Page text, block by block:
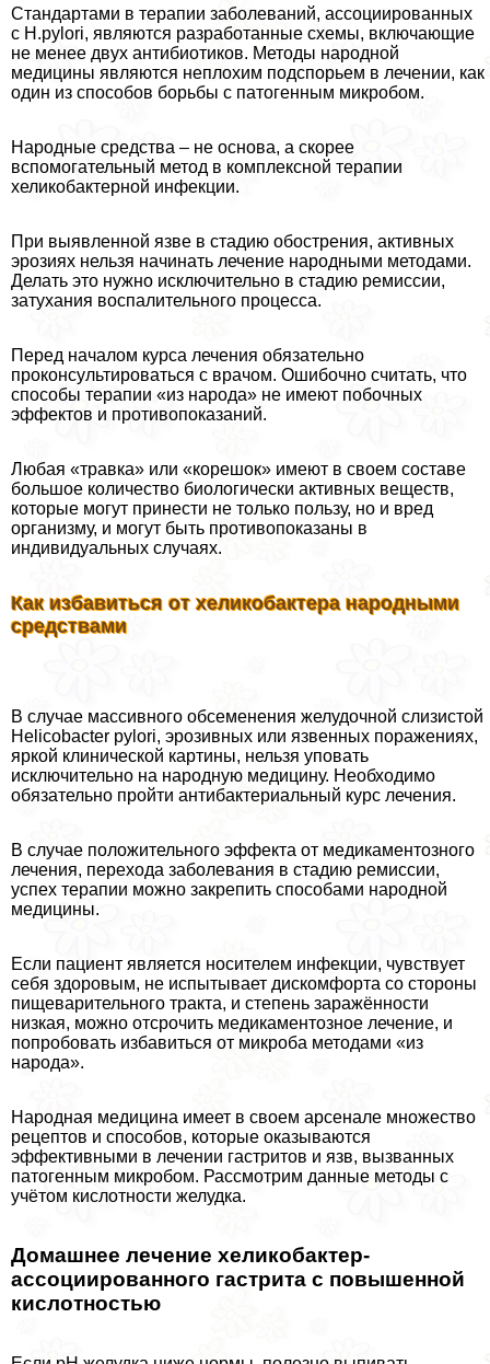
Стандартами в терапии заболеваний, ассоциированных
с Н.руlori, являются разработанные схемы, включающие
не менее двух антибиотиков. Методы народной
медицины являются неплохим подспорьем в лечении, как
один из способов борьбы с патогенным микробом.
Народные средства – не основа, а скорее
вспомогательный метод в комплексной терапии
хеликобактерной инфекции.
При выявленной язве в стадию обострения, активных
эрозиях нельзя начинать лечение народными методами.
Делать это нужно исключительно в стадию ремиссии,
затухания воспалительного процесса.
Перед началом курса лечения обязательно
проконсультироваться с врачом. Ошибочно считать, что
способы терапии «из народа» не имеют побочных
эффектов и противопоказаний.
Любая «травка» или «корешок» имеют в своем составе
большое количество биологически активных веществ,
которые могут принести не только пользу, но и вред
организму, и могут быть противопоказаны в
индивидуальных случаях.
Как избавиться от хеликобактера народными
средствами
В случае массивного обсеменения желудочной слизистой
Helicobacter pylori, эрозивных или язвенных поражениях,
яркой клинической картины, нельзя уповать
исключительно на народную медицину. Необходимо
обязательно пройти антибактериальный курс лечения.
В случае положительного эффекта от медикаментозного
лечения, перехода заболевания в стадию ремиссии,
успех терапии можно закрепить способами народной
медицины.
Если пациент является носителем инфекции, чувствует
себя здоровым, не испытывает дискомфорта со стороны
пищеварительного тpaкта, и степень заражённости
низкая, можно отсрочить медикаментозное лечение, и
попробовать избавиться от микроба методами «из
народа».
Народная медицина имеет в своем арсенале множество
рецептов и способов, которые оказываются
эффективными в лечении гастритов и язв, вызванных
патогенным микробом. Рассмотрим данные методы с
учётом кислотности желудка.
Домашнее лечение хеликобактер-
ассоциированного гастрита с повышенной
кислотностью